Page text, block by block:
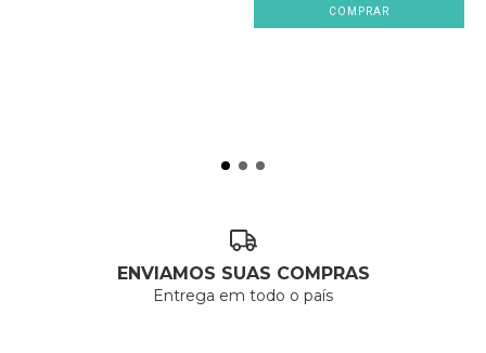
ENVIAMOS SUAS COMPRAS
Entrega em todo o país